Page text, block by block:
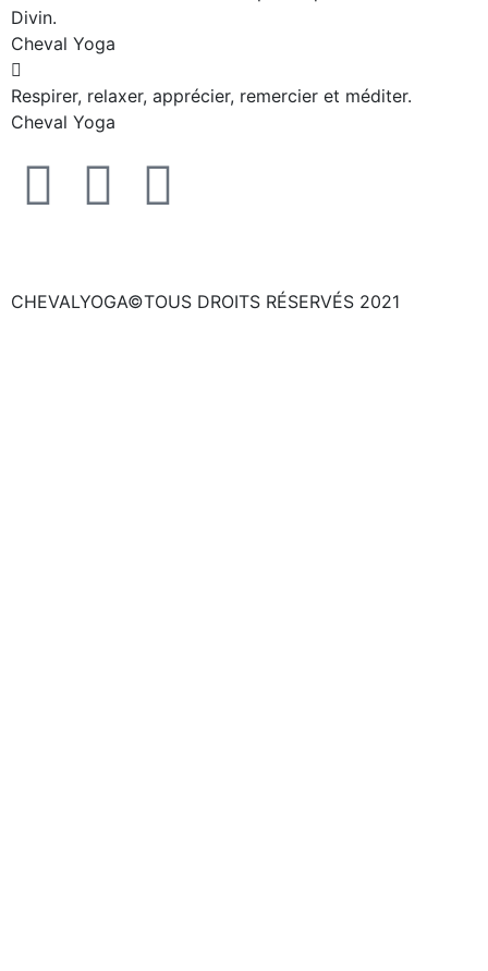
Divin.
Cheval Yoga
Respirer, relaxer, apprécier, remercier et méditer.
Cheval Yoga
CHEVALYOGA©TOUS DROITS RÉSERVÉS 2021